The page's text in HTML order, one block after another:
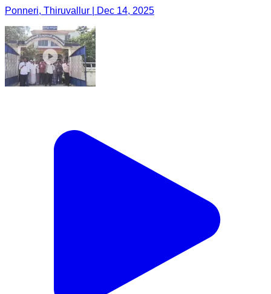
Ponneri, Thiruvallur | Dec 14, 2025